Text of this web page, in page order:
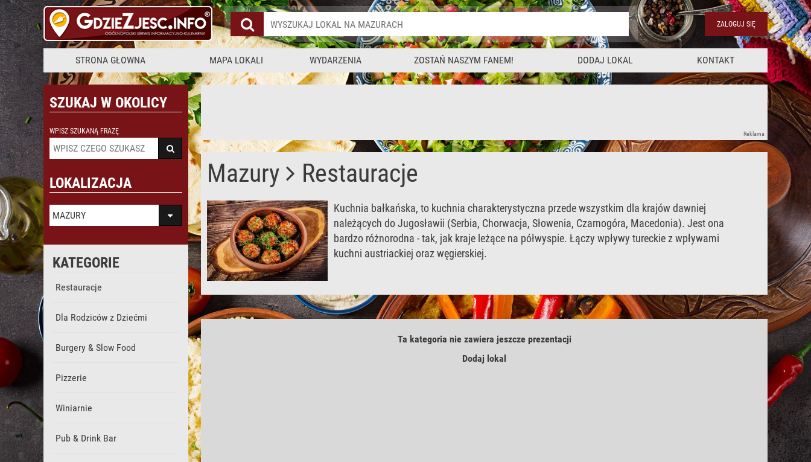
ZALOGUJ SIĘ
STRONA GŁOWNA MAPA LOKALI WYDARZENIA ZOSTAŃ NASZYM FANEM! DODAJ LOKAL KONTAKT
SZUKAJ W OKOLICY
WPISZ SZUKANĄ FRAZĘ
LOKALIZACJA
MAZURY
KATEGORIE
Restauracje
Dla Rodziców z Dziećmi
Burgery & Slow Food
Pizzerie
Winiarnie
Pub & Drink Bar
Reklama
Mazury Restauracje
Kuchnia bałkańska, to kuchnia charakterystyczna przede wszystkim dla krajów dawniej
należących do Jugosławii (Serbia, Chorwacja, Słowenia, Czarnogóra, Macedonia). Jest ona
bardzo różnorodna - tak, jak kraje leżące na półwyspie. Łączy wpływy tureckie z wpływami
kuchni austriackiej oraz węgierskiej.
Ta kategoria nie zawiera jeszcze prezentacji
Dodaj lokal